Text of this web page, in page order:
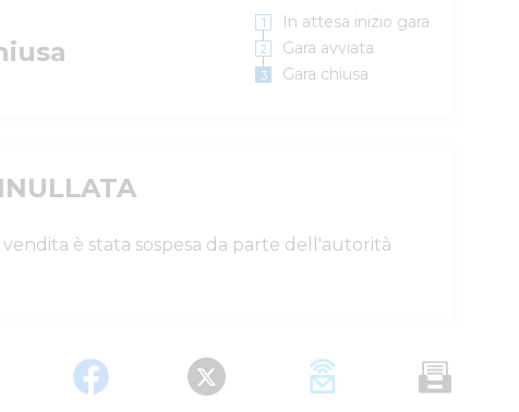
In attesa inizio gara
Gara avviata
Gara chiusa
vendita è stata sospesa da parte dell'autorità